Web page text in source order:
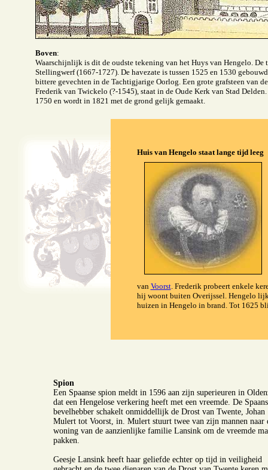
Boven:
Waarschijnlijk is dit de oudste tekening van het Huys van Hengelo. De
Stellingwerf (1667-1727). De havezate is tussen 1525 en 1530
bittere gevechten in de Tachtigjarige Oorlog. Een grote grafsteen van
Frederik van Twickelo (?-1545), staat in de Oude Kerk van Stad
1750 en wordt in 1821 met de grond gelijk gemaakt.
Huis van Hengelo staat lange tijd leeg
van Voorst. Frederik probeert enkele
hij woont buiten Overijssel. Hengelo
huizen in Hengelo in brand. Tot 1625
Spion
Een Spaanse spion meldt in 1596 aan zijn superieuren in
dat een Hengelose verkering heeft met een vreemde. De
bevelhebber schakelt onmiddellijk de Drost van Twente, Johan
Mulert tot Voorst, in. Mulert stuurt twee van zijn mannen naar
woning van de aanzienlijke familie Lansink om de vreemde
pakken.
Geesje Lansink heeft haar geliefde echter op tijd in veiligheid